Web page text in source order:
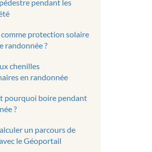
pendant les
protection solaire
randonnée ?
chenilles
en randonnée
pourquoi boire pendant
?
un parcours de
le Géoportail